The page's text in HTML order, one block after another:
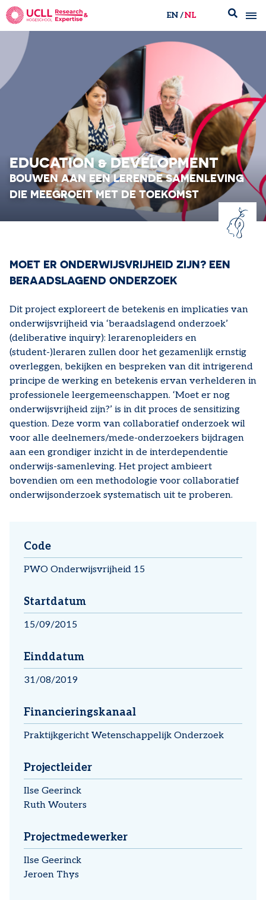
UCLL Research & Expertise
EN NL
EDUCATION & DEVELOPMENT
BOUWEN AAN EEN LERENDE SAMENLEVING​
DIE MEEGROEIT MET DE TOEKOMST
MOET ER ONDERWIJSVRIJHEID ZIJN? EEN
BERAADSLAGEND ONDERZOEK
Dit project exploreert de betekenis en implicaties van
onderwijsvrijheid via ‘beraadslagend onderzoek’
(deliberative inquiry): lerarenopleiders en
(student-)leraren zullen door het gezamenlijk ernstig
overleggen, bekijken en bespreken van dit intrigerend
principe de werking en betekenis ervan verhelderen in
professionele leergemeenschappen. ‘Moet er nog
onderwijsvrijheid zijn?’ is in dit proces de sensitizing
question. Deze vorm van collaboratief onderzoek wil
voor alle deelnemers/mede-onderzoekers bijdragen
aan een grondiger inzicht in de interdependentie
onderwijs-samenleving. Het project ambieert
bovendien om een methodologie voor collaboratief
onderwijsonderzoek systematisch uit te proberen.
Code
PWO Onderwijsvrijheid 15
Startdatum
15/09/2015
Einddatum
31/08/2019
Financieringskanaal
Praktijkgericht Wetenschappelijk Onderzoek
Projectleider
Ilse Geerinck
Ruth Wouters
Projectmedewerker
Ilse Geerinck
Jeroen Thys